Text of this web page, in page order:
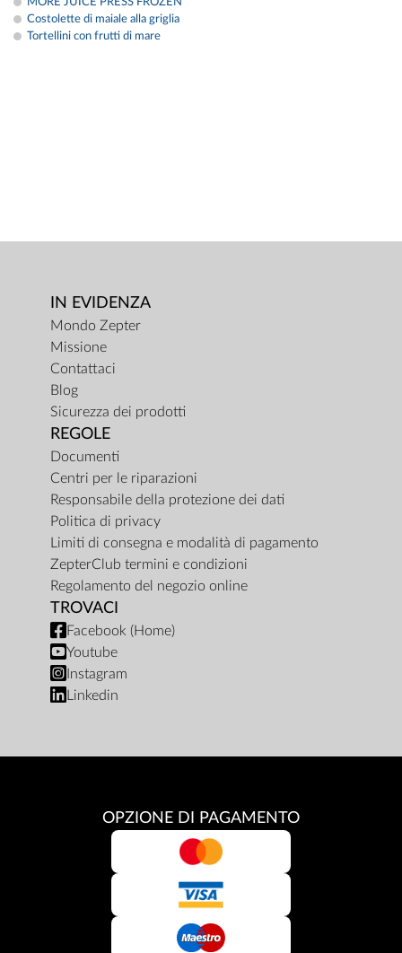
Costolette di maiale alla griglia
Tortellini con frutti di mare
IN EVIDENZA
Mondo Zepter
Missione
Contattaci
Blog
Sicurezza dei prodotti
REGOLE
Documenti
Centri per le riparazioni
Responsabile della protezione dei dati
Politica di privacy
Limiti di consegna e modalità di pagamento
ZepterClub termini e condizioni
Regolamento del negozio online
TROVACI
Facebook (Home)
Youtube
Instagram
Linkedin
OPZIONE DI PAGAMENTO